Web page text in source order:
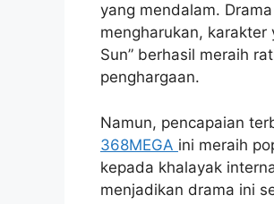
yang mendalam.
mengharukan,
Sun” berhasil meraih
penghargaan.
Namun, pencapaian
368MEGA ini meraih
kepada khalayak
menjadikan drama ini